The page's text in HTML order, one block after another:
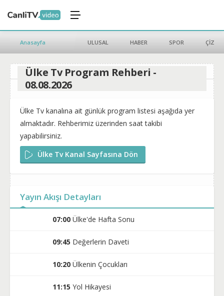
Anasayfa ULUSAL HABER SPOR ÇİZGİ
Ülke Tv Program Rehberi -
08.08.2026
Ülke Tv kanalına ait günlük program listesi aşağıda yer
almaktadır. Rehberimiz üzerinden saat takibi
yapabilirsiniz.
Ülke Tv Kanal Sayfasına Dön
Yayın Akışı Detayları
07:00 Ülke'de Hafta Sonu
09:45 Değerlerin Daveti
10:20 Ülkenin Çocukları
11:15 Yol Hikayesi